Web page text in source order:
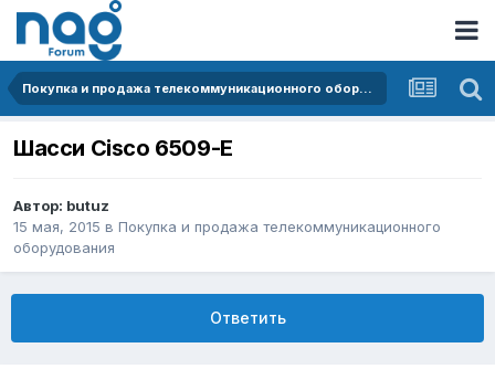
Покупка и продажа телекоммуникационного оборудования
Шасси Cisco 6509-E
Автор: butuz
15 мая, 2015 в Покупка и продажа телекоммуникационного
оборудования
Ответить